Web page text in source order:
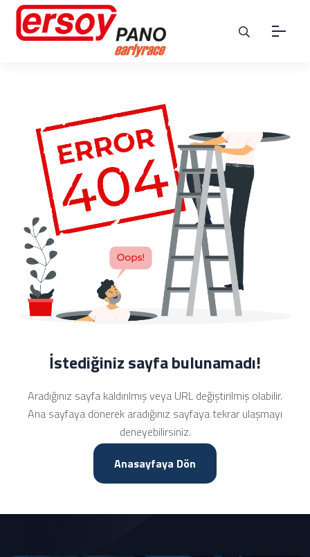
İstediğiniz sayfa bulunamadı!
Aradığınız sayfa kaldırılmış veya URL değiştirilmiş olabilir.
Ana sayfaya dönerek aradığınız sayfaya tekrar ulaşmayı
deneyebilirsiniz.
Anasayfaya Dön